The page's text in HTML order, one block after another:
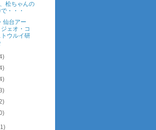
松ちゃんの
・・・
仙台アー
ジェオ・コ
トウルイ研